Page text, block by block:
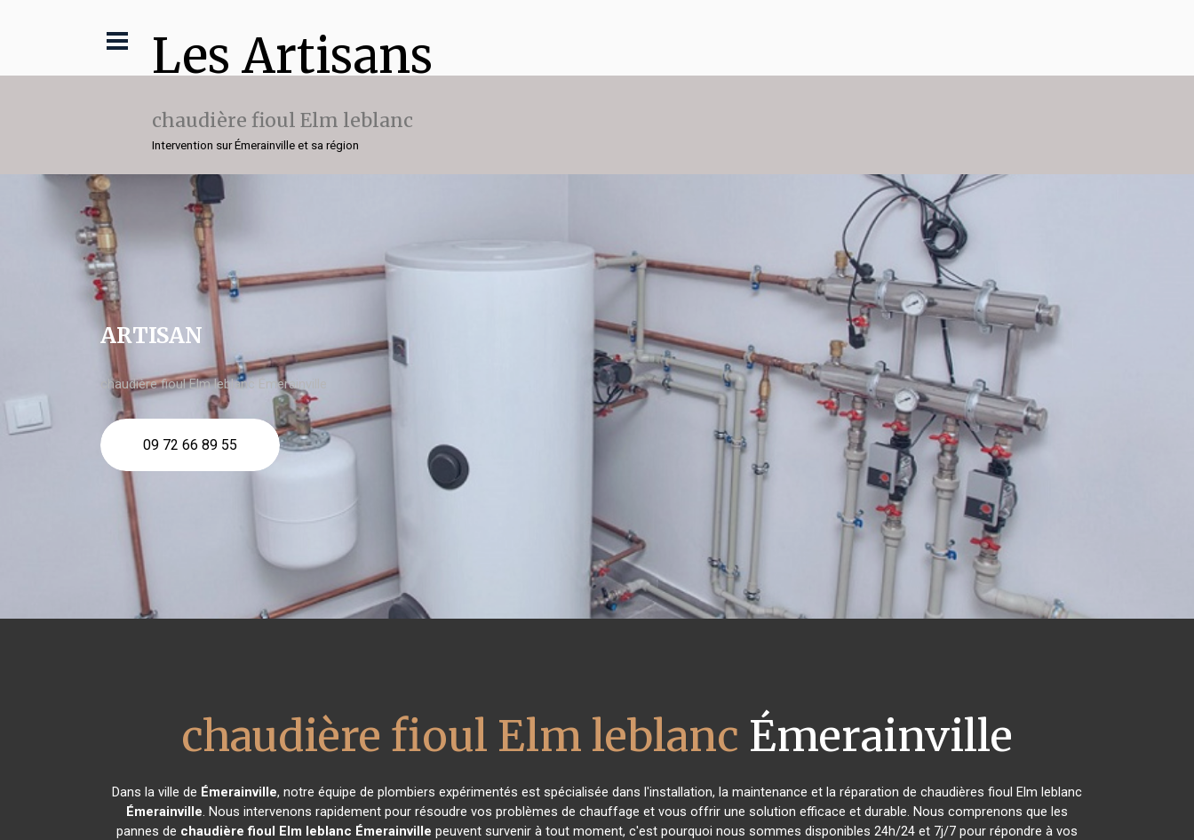
Les Artisans
chaudière fioul Elm leblanc
Intervention sur Émerainville et sa région
ARTISAN
chaudière fioul Elm leblanc Émerainville
09 72 66 89 55
chaudière fioul Elm leblanc Émerainville
Dans la ville de Émerainville, notre équipe de plombiers expérimentés est spécialisée dans l'installation, la maintenance et la réparation de chaudières fioul Elm leblanc
Émerainville. Nous intervenons rapidement pour résoudre vos problèmes de chauffage et vous offrir une solution efficace et durable. Nous comprenons que les
pannes de chaudière fioul Elm leblanc Émerainville peuvent survenir à tout moment, c'est pourquoi nous sommes disponibles 24h/24 et 7j/7 pour répondre à vos